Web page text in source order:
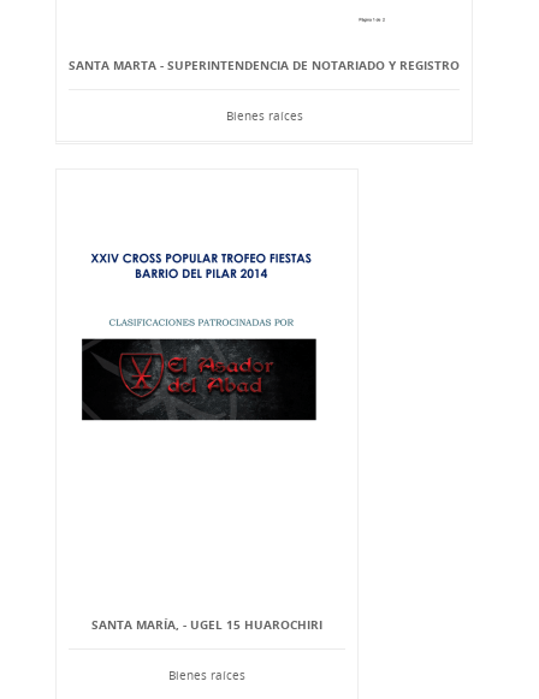
SANTA MARTA - SUPERINTENDENCIA DE NOTARIADO Y REGISTRO
Bienes raíces
SANTA MARÍA, - UGEL 15 HUAROCHIRI
Bienes raíces